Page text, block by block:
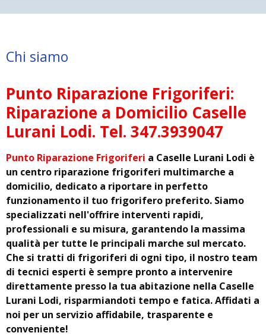
Chi siamo
Punto Riparazione Frigoriferi:
Riparazione a Domicilio Caselle
Lurani Lodi. Tel. 347.3939047
Punto Riparazione Frigoriferi a Caselle Lurani Lodi è
un centro riparazione frigoriferi multimarche a
domicilio, dedicato a riportare in perfetto
funzionamento il tuo frigorifero preferito. Siamo
specializzati nell'offrire interventi rapidi,
professionali e su misura, garantendo la massima
qualità per tutte le principali marche sul mercato.
Che si tratti di frigoriferi di ogni tipo, il nostro team
di tecnici esperti è sempre pronto a intervenire
direttamente presso la tua abitazione nella Caselle
Lurani Lodi, risparmiandoti tempo e fatica. Affidati a
noi per un servizio affidabile, trasparente e
conveniente!